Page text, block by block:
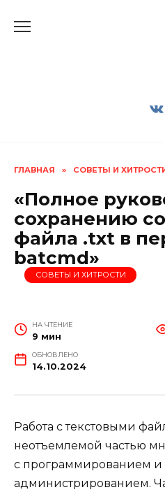
ГЛАВНАЯ » СОВЕТЫ И
«Полное
сохранению
файла .txt в
batcmd»
СОВЕТЫ И ХИТРОСТИ
НА ЧТЕНИЕ
9 мин
ОБНОВЛЕНО
14.10.2024
Работа с текстовыми
неотъемлемой частью
с программированием и
администрированием.